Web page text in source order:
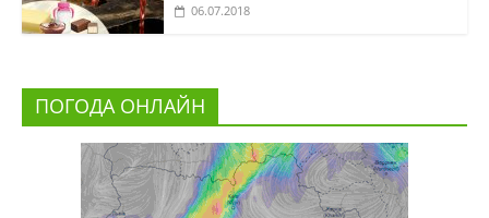
06.07.2018
ПОГОДА ОНЛАЙН